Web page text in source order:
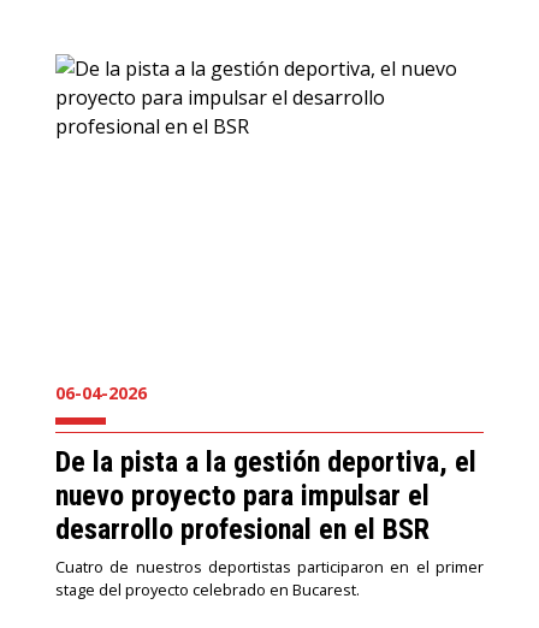
06-04-2026
De la pista a la gestión deportiva, el
nuevo proyecto para impulsar el
desarrollo profesional en el BSR
Cuatro de nuestros deportistas participaron en el primer
stage del proyecto celebrado en Bucarest.